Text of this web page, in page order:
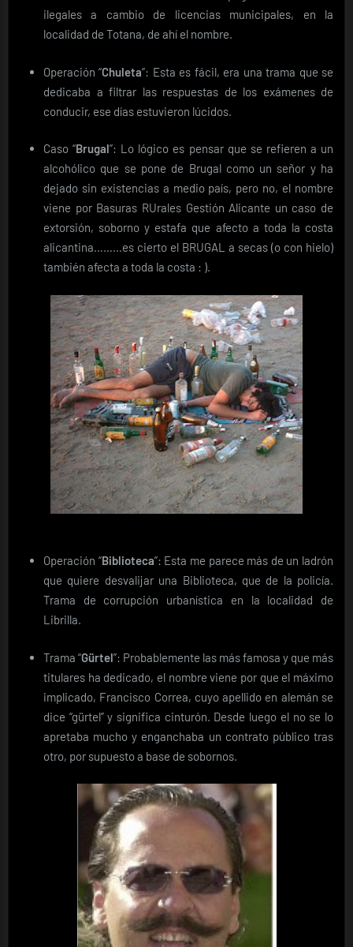
ilegales a cambio de licencias municipales, en la
localidad de Totana, de ahí el nombre.
Operación “Chuleta”: Esta es fácil, era una trama que se
dedicaba a filtrar las respuestas de los exámenes de
conducir, ese días estuvieron lúcidos.
Caso “Brugal”: Lo lógico es pensar que se refieren a un
alcohólico que se pone de Brugal como un señor y ha
dejado sin existencias a medio país, pero no, el nombre
viene por Basuras RUrales Gestión Alicante un caso de
extorsión, soborno y estafa que afecto a toda la costa
alicantina………es cierto el BRUGAL a secas (o con hielo)
también afecta a toda la costa : ).
Operación “Biblioteca”: Esta me parece más de un ladrón
que quiere desvalijar una Biblioteca, que de la policía.
Trama de corrupción urbanística en la localidad de
Librilla.
Trama “Gürtel”: Probablemente las más famosa y que más
titulares ha dedicado, el nombre viene por que el máximo
implicado, Francisco Correa, cuyo apellido en alemán se
dice “gürtel” y significa cinturón. Desde luego el no se lo
apretaba mucho y enganchaba un contrato público tras
otro, por supuesto a base de sobornos.